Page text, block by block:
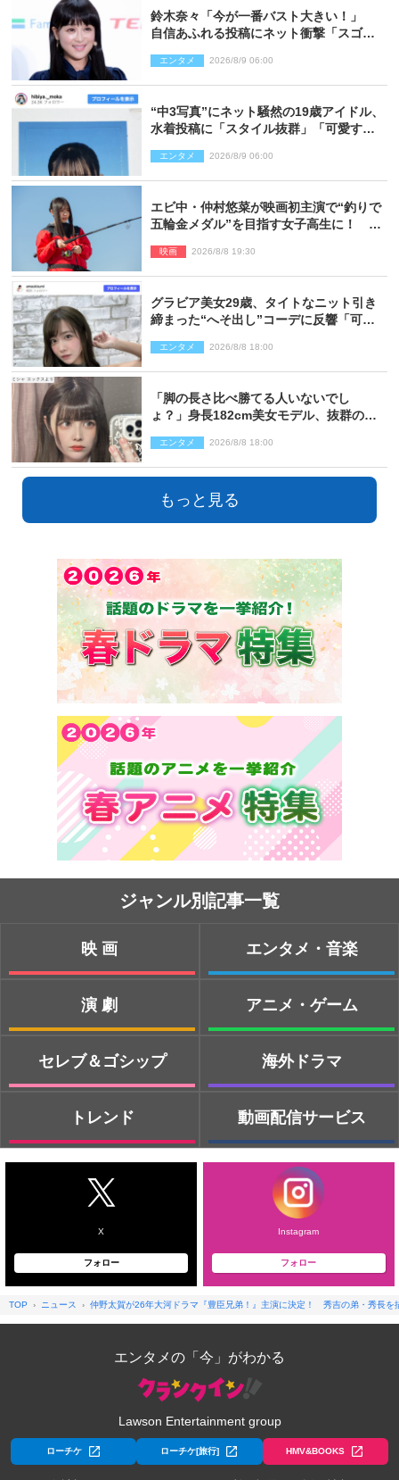
鈴木奈々「今が一番バスト大きい！」
自信あふれる投稿にネット衝撃「スゴ
エンタメ 2026/8/9 06:00
“中3写真”にネット騒然の19歳アイドル、
水着投稿に「スタイル抜群」「可愛すぎ
エンタメ 2026/8/9 06:00
エビ中・仲村悠菜が映画初主演で“釣りで
五輪金メダル”を目指す女子高生に！ 映
映画 2026/8/8 19:30
グラビア美女29歳、タイトなニット引き
締まった“へそ出し”コーデに反響「可愛
エンタメ 2026/8/8 18:00
「脚の長さ比べ勝てる人いないでし
ょ？」身長182cm美女モデル、抜群のプ
エンタメ 2026/8/8 18:00
もっと見る
ジャンル別記事一覧
映画
演劇
セレブ＆ゴシップ
トレンド
エンタメ・音楽
アニメ・ゲーム
海外ドラマ
動画配信サービス
X
フォロー
Instagram
フォロー
TOP ニュース 仲野太賀が26年大河ドラマ『豊臣兄弟！』主演に決定！ 秀吉の弟・秀長を
エンタメの「今」がわかる
Lawson Entertainment group
ローチケ ローチケ[旅行] HMV&BOOKS